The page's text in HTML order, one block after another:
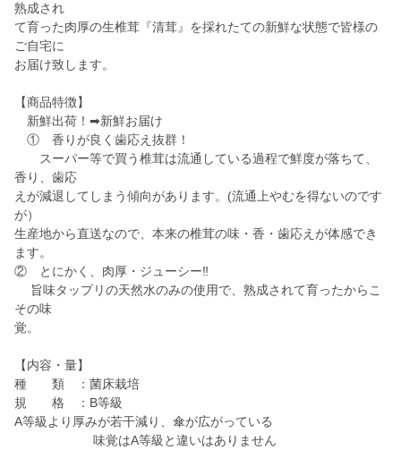
熟成され
て育った肉厚の生椎茸『清茸』を採れたての新鮮な状態で皆様の
ご自宅に
お届け致します。
【商品特徴】
新鮮出荷！➡新鮮お届け
① 香りが良く歯応え抜群！
スーパー等で買う椎茸は流通している過程で鮮度が落ちて、
香り、歯応
えが減退してしまう傾向があります。(流通上やむを得ないのです
が）
生産地から直送なので、本来の椎茸の味・香・歯応えが体感でき
ます。
② とにかく、肉厚・ジューシー‼
旨味タップリの天然水のみの使用で、熟成されて育ったからこ
その味
覚。
【内容・量】
種 類 ：菌床栽培
規 格 ：B等級
A等級より厚みが若干減り、傘が広がっている
味覚はA等級と違いはありません